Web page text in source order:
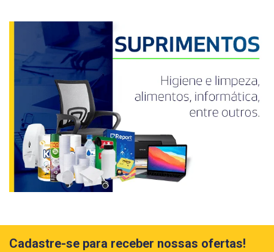
Cadastre-se para receber nossas ofertas!